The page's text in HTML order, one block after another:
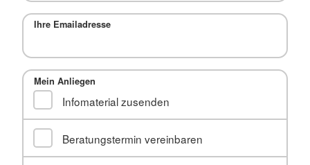
Ihre Emailadresse
Mein Anliegen
Infomaterial zusenden
Beratungstermin vereinbaren